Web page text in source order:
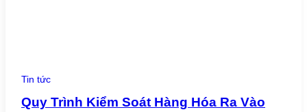
Tin tức
Quy Trình Kiểm Soát Hàng Hóa Ra Vào